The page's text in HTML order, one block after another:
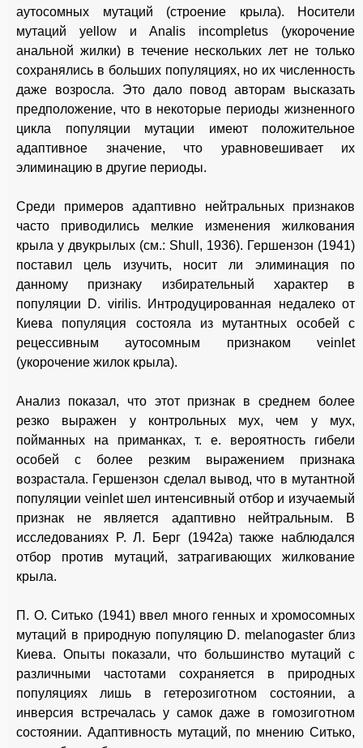
аутосомных мутаций (строение крыла). Носители
мутаций yellow и Analis incompletus (укорочение
анальной жилки) в течение нескольких лет не только
сохранялись в больших популяциях, но их численность
даже возросла. Это дало повод авторам высказать
предположение, что в некоторые периоды жизненного
цикла популяции мутации имеют положительное
адаптивное значение, что уравновешивает их
элиминацию в другие периоды.
Среди примеров адаптивно нейтральных признаков
часто приводились мелкие изменения жилкования
крыла у двукрылых (см.: Shull, 1936). Гершензон (1941)
поставил цель изучить, носит ли элиминация по
данному признаку избирательный характер в
популяции D. virilis. Интродуцированная недалеко от
Киева популяция состояла из мутантных особей с
рецессивным аутосомным признаком veinlet
(укорочение жилок крыла).
Анализ показал, что этот признак в среднем более
резко выражен у контрольных мух, чем у мух,
пойманных на приманках, т. е. вероятность гибели
особей с более резким выражением признака
возрастала. Гершензон сделал вывод, что в мутантной
популяции veinlet шел интенсивный отбор и изучаемый
признак не является адаптивно нейтральным. В
исследованиях P. Л. Берг (1942а) также наблюдался
отбор против мутаций, затрагивающих жилкование
крыла.
П. О. Ситько (1941) ввел много генных и хромосомных
мутаций в природную популяцию D. melanogaster близ
Киева. Опыты показали, что большинство мутаций с
различными частотами сохраняется в природных
популяциях лишь в гетерозиготном состоянии, а
инверсия встречалась у самок даже в гомозиготном
состоянии. Адаптивность мутаций, по мнению Ситько,